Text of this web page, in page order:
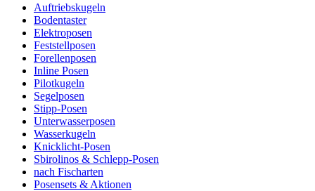
Auftriebskugeln
Bodentaster
Elektroposen
Feststellposen
Forellenposen
Inline Posen
Pilotkugeln
Segelposen
Stipp-Posen
Unterwasserposen
Wasserkugeln
Knicklicht-Posen
Sbirolinos & Schlepp-Posen
nach Fischarten
Posensets & Aktionen